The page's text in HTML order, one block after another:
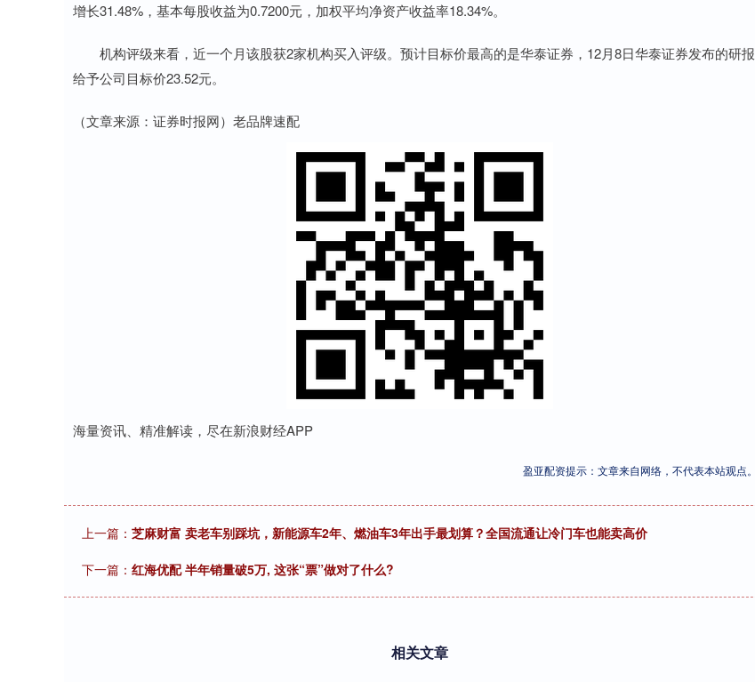
增长31.48%，基本每股收益为0.7200元，加权平均净资产收益率18.34%。
机构评级来看，近一个月该股获2家机构买入评级。预计目标价最高的是华泰证券，12月8日华泰证券发布的研报
给予公司目标价23.52元。
（文章来源：证券时报网）老品牌速配
海量资讯、精准解读，尽在新浪财经APP
盈亚配资提示：文章来自网络，不代表本站观点。
上一篇： 芝麻财富 卖老车别踩坑，新能源车2年、燃油车3年出手最划算？全国流通让冷门车也能卖高价
下一篇： 红海优配 半年销量破5万, 这张“票”做对了什么?
相关文章